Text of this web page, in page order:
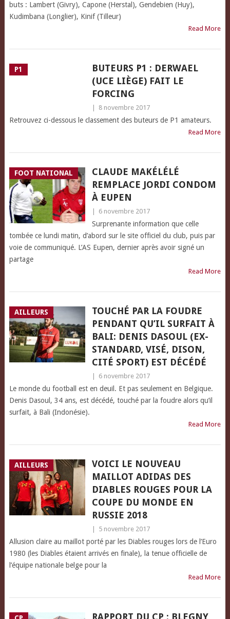
buts : Lambert (Givry), Capone (Herstal), Gendebien (Huy),
Kudimbana (Longlier), Kinif (Tilleur)
Read More
P1
BUTEURS P1 : DERWAEL
(UCE LIÈGE) FAIT LE
FORCING
8 novembre 2017
Retrouvez ci-dessous le classement des buteurs de P1 amateurs.
Read More
FOOT NATIONAL
CLAUDE MAKÉLÉLÉ
REMPLACE JORDI CONDOM
À EUPEN
6 novembre 2017
Surprenante information que celle
tombée ce lundi matin, d’abord sur le site officiel du club, puis par
voie de communiqué. L’AS Eupen, dernier après avoir signé un
partage
Read More
AILLEURS
TOUCHÉ PAR LA FOUDRE
PENDANT QU’IL SURFAIT À
BALI: DENIS DASOUL (EX-
STANDARD, VISÉ, DISON,
CITÉ SPORT) EST DÉCÉDÉ
6 novembre 2017
Le monde du football est en deuil. Et pas seulement en Belgique.
Denis Dasoul, 34 ans, est décédé, touché par la foudre alors qu’il
surfait, à Bali (Indonésie).
Read More
AILLEURS
VOICI LE NOUVEAU
MAILLOT ADIDAS DES
DIABLES ROUGES POUR LA
COUPE DU MONDE EN
RUSSIE 2018
5 novembre 2017
Allusion claire au maillot porté par les Diables rouges lors de l’Euro
1980 (les Diables étaient arrivés en finale), la tenue officielle de
l’équipe nationale belge pour la
Read More
RAPPORT DU CP : BLEGNY